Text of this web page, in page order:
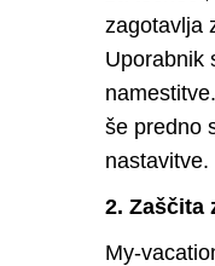
zagotavlja
Uporabnik
še predno
nastavitve.
2. Zaščita
My-